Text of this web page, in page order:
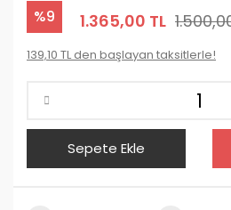
%9 1.365,00 TL
139,10 TL den başlayan taksitlerle!
Sepete Ekle